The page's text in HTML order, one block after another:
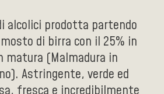
alcolici prodotta partendo
di birra con il 25% in
matura (Malmadura in
Astringente, verde ed